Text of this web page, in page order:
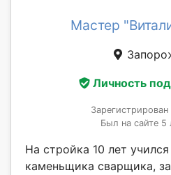
Мастер
Личность
Зарегистрирован
Был на сайте 5
На стройка 10 лет
каменьщика сварщика,